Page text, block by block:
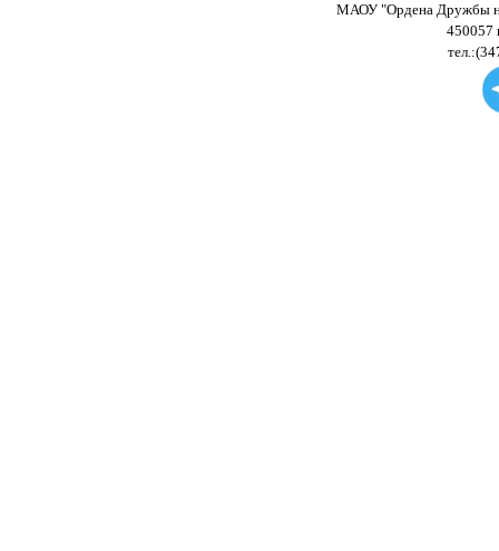
МАОУ "Ордена Дружбы
450057